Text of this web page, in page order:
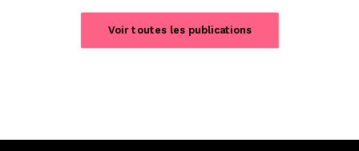
Voir toutes les publications